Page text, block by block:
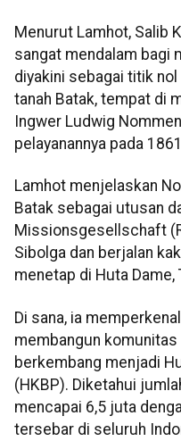
Menurut Lamhot, Salib
sangat mendalam bagi
diyakini sebagai titik
tanah Batak, tempat di
Ingwer Ludwig
pelayanannya pada
Lamhot menjelaskan
Batak sebagai utusan
Missionsgesellschaft
Sibolga dan berjalan
menetap di Huta Dame,
Di sana, ia
membangun
berkembang menjadi
(HKBP). Diketahui
mencapai 6,5 juta
tersebar di seluruh